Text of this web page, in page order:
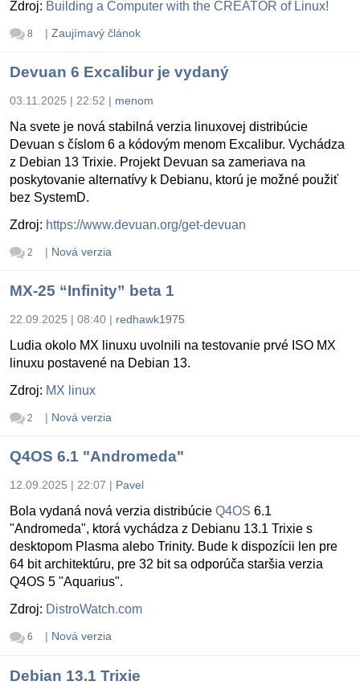
Zdroj: Building a Computer with the CREATOR of Linux!
8 | Zaujímavý článok
Devuan 6 Excalibur je vydaný
03.11.2025 | 22:52 | menom
Na svete je nová stabilná verzia linuxovej distribúcie
Devuan s číslom 6 a kódovým menom Excalibur. Vychádza
z Debian 13 Trixie. Projekt Devuan sa zameriava na
poskytovanie alternatívy k Debianu, ktorú je možné použiť
bez SystemD.
Zdroj: https://www.devuan.org/get-devuan
2 | Nová verzia
MX-25 “Infinity” beta 1
22.09.2025 | 08:40 | redhawk1975
Ludia okolo MX linuxu uvolnili na testovanie prvé ISO MX
linuxu postavené na Debian 13.
Zdroj: MX linux
2 | Nová verzia
Q4OS 6.1 "Andromeda"
12.09.2025 | 22:07 | Pavel
Bola vydaná nová verzia distribúcie Q4OS 6.1
"Andromeda", ktorá vychádza z Debianu 13.1 Trixie s
desktopom Plasma alebo Trinity. Bude k dispozícii len pre
64 bit architektúru, pre 32 bit sa odporúča staršia verzia
Q4OS 5 "Aquarius".
Zdroj: DistroWatch.com
6 | Nová verzia
Debian 13.1 Trixie